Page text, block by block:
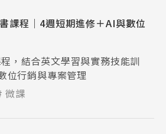
課程｜4週短期進修＋AI與數位
，結合英文學習與實務技能訓
位行銷與專案管理
微課